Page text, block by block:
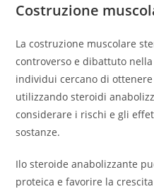
Costruzione
La costruzione muscolare
controverso e dibattuto
individui cercano di
utilizzando steroidi
considerare i rischi e gli
sostanze.
Ilo steroide anabolizzante
proteica e favorire la